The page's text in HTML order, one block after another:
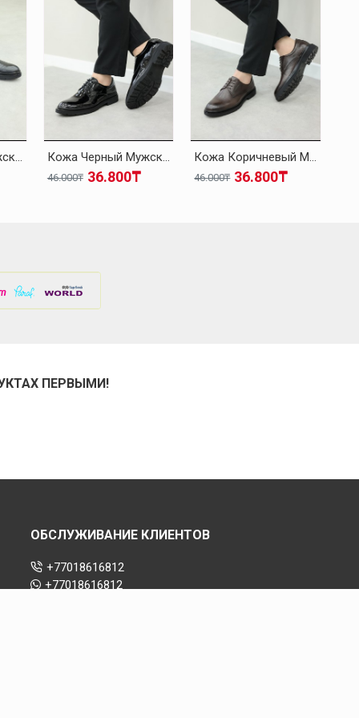
Кожа Черный Мужская Классическая Обувь 126MA621 Кожа Черный Мужская Классическая Обувь 126MA621
36.800₸
46.000₸
Кожа Коричневый Мужская Классическая Обувь 126MA621
36.800₸
46.000₸
ПЕРВЫМИ!
ОБСЛУЖИВАНИЕ КЛИЕНТОВ
+77018616812
+77018616812